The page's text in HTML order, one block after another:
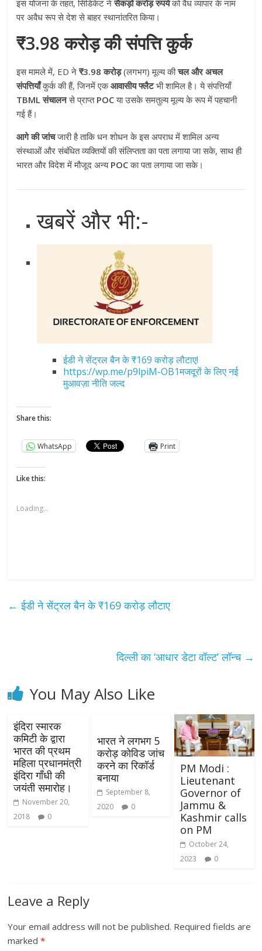
इस योजना के तहत, सिंडिकेट नेसैकड़ों करोड़ रुपयेको वैध व्यापार के नाम
पर अवैध रूप से देश से बाहर स्थानांतरित किया।
₹3.98 करोड़ की संपत्ति कुर्क
इस मामले में, ED ने₹3.98 करोड़(लगभग) मूल्य कीचल और अचल
संपत्तियाँकुर्क की हैं, जिनमें एकआवासीय फ्लैटभी शामिल है। ये संपत्तियाँ
TBML संचालनसे प्राप्त POCया उसके समतुल्य मूल्य के रूप में पहचानी
गई हैं।
आगे की जांचजारी है ताकि धन शोधन के इस अपराध में शामिल अन्य
संस्थाओं और संबंधित व्यक्तियों की संलिप्तता का पता लगाया जा सके, साथ ही
भारत और विदेश में मौजूद अन्य POCका पता लगाया जा सके।
खबरें और भी:-
ईडी ने सेंट्रल बैन के ₹169 करोड़ लौटाए!
https://wp.me/p9lpiM-OB1मजदूरों के लिए नई
मुआवज़ा नीति जल्द
Share this:
WhatsApp Print
Like this:
Loading...
← ईडी ने सेंट्रल बैन के ₹169 करोड़ लौटाए
दिल्ली का ‘आधार डेटा वॉल्ट’ लॉन्च →
You May Also Like
इंदिरा स्मारक
कमिटी के द्वारा
भारत की प्रथम
महिला प्रधानमंत्री
इंदिरा गाँधी की
जयंती समारोह।
November 20,
2018
0
भारत ने लगभग 5
करोड़ कोविड जांच
करने का रिकॉर्ड
बनाया
September 8,
2020
0
PM Modi :
Lieutenant
Governor of
Jammu &
Kashmir calls
on PM
October 24,
2023
0
Leave a Reply
Your email address will not be published. Required fields are
marked*